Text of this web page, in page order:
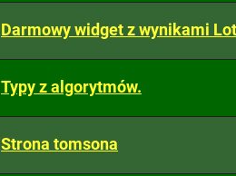
Darmowy widget z wynikami
Typy z algorytmów.
Strona tomsona